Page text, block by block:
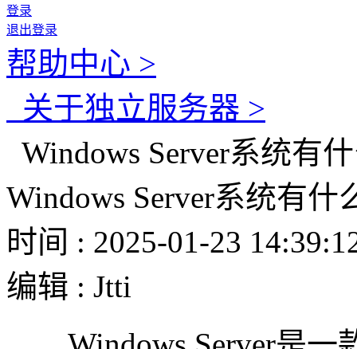
登录
退出登录
帮助中心 >
关于独立服务器 >
Windows Server系统有
Windows Server系统有
时间 : 2025-01-23
编辑 : Jtti